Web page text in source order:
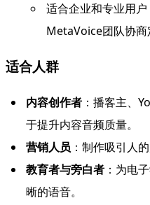
适合企业和专业用
MetaVoice团队协商
适合人群
内容创作者：播客主、
于提升内容音频质量。
营销人员 ：制作吸引人
教育者与旁白者：为电
晰的语音。